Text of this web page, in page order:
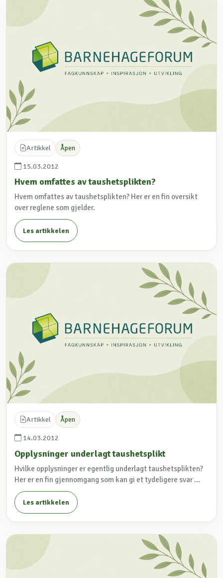
Artikkel Åpen
15.03.2012
Hvem omfattes av taushetsplikten?
Hvem omfattes av taushetsplikten? Her er en fin oversikt
over reglene som gjelder.
Les artikkelen
Artikkel Åpen
14.03.2012
Opplysninger underlagt taushetsplikt
Hvilke opplysninger er egentlig underlagt taushetsplikten?
Her er en fin gjennomgang som kan gi et tydeligere svar ...
Les artikkelen